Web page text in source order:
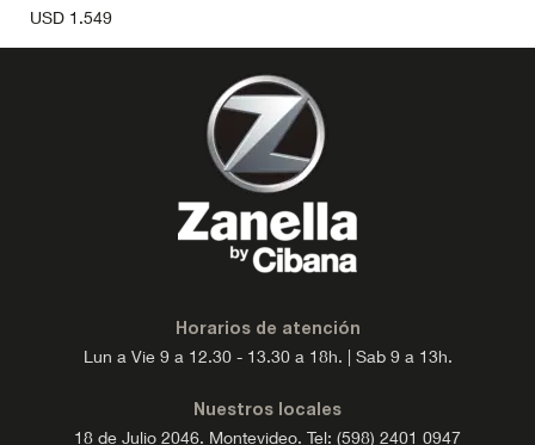
USD 1.549
Horarios de atención
Lun a Vie 9 a 12.30 - 13.30 a 18h. | Sab 9 a 13h.
Nuestros locales
18 de Julio 2046. Montevideo. Tel: (598) 2401 0947